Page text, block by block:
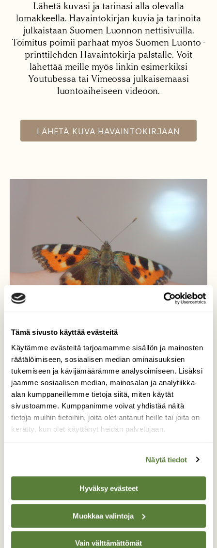
Tämä sivusto käyttää evästeitä
Käytämme evästeitä tarjoamamme sisällön ja mainosten
räätälöimiseen, sosiaalisen median ominaisuuksien
tukemiseen ja kävijämäärämme analysoimiseen. Lisäksi
jaamme sosiaalisen median, mainosalan ja analytiikka-
alan kumppaneillemme tietoja siitä, miten käytät
sivustoamme. Kumppanimme voivat yhdistää näitä
tietoja muihin tietoihin, joita olet antanut heille tai joita on
kerätty, kun olet käyttänyt heidän palvelujaan.
Näytä tiedot
Hyväksy evästeet
Muokkaa valintoja
Vain välttämättömät
Lähetä kuvasi ja tarinasi alla olevalla
lomakkeella. Havaintokirjan kuvia ja tarinoita
julkaistaan Suomen Luonnon nettisivuilla.
Toimitus poimii parhaat myös Suomen Luonto -
printtilehden Havaintokirja-palstalle. Voit
lähettää meille myös linkin esimerkiksi
Youtubessa tai Vimeossa julkaisemaasi
luontoaiheiseen videoon.
LÄHETÄ KUVA HAVAINTOKIRJAAN
Kiva saunakaveri minulla:)
Hämmästyin kun menin saunaan niin
pesuhuoneessa lenteli tämä
nokkosperhoen,kuin kesällä
konsanaan,kesällä niitä näkyikin
vähän,mutta tämä olikin oikea kaunotar
ikkunasta lämpöön!
Valokuvaaja: sirpa Jyske, Virrat 12.11-18
TAKAISIN LISTAAN